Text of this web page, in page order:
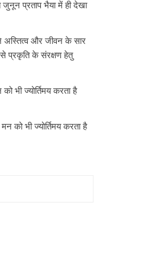
जुनून प्रताप भैया में ही देखा
अस्तित्व और जीवन के सार
प्रकृति के संरक्षण हेतु
भी ज्योर्तिमय करता है
को भी ज्योर्तिमय करता है